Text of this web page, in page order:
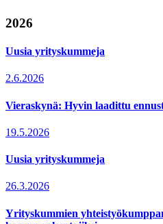
2026
Uusia yrityskummeja
2.6.2026
Vieraskynä: Hyvin laadittu
19.5.2026
Uusia yrityskummeja
26.3.2026
Yrityskummien